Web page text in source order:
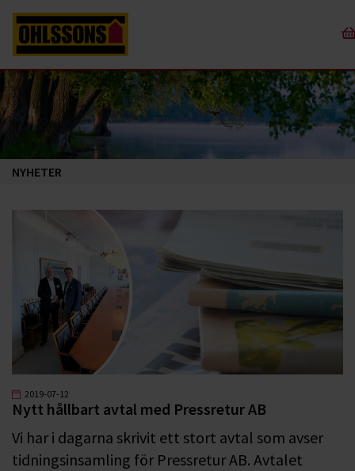
NYHETER
2019-07-12
Nytt hållbart avtal med Pressretur AB
Vi har i dagarna skrivit ett stort avtal som avser
tidningsinsamling för Pressretur AB. Avtalet